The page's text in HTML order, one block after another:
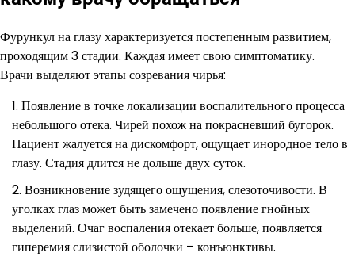
Фурункул на глазу характеризуется постепенным развитием,
проходящим 3 стадии. Каждая имеет свою симптоматику.
Врачи выделяют этапы созревания чирья:
Появление в точке локализации воспалительного процесса
небольшого отека. Чирей похож на покрасневший бугорок.
Пациент жалуется на дискомфорт, ощущает инородное тело в
глазу. Стадия длится не дольше двух суток.
Возникновение зудящего ощущения, слезоточивости. В
уголках глаз может быть замечено появление гнойных
выделений. Очаг воспаления отекает больше, появляется
гиперемия слизистой оболочки – конъюнктивы.